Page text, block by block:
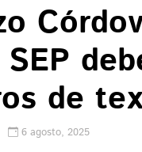
SEP
de
6 agosto, 2025